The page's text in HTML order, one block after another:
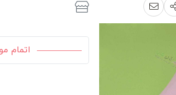
به لیست مقایسه
اشتراک گذاریپیشنهاد به دوست
اتمام